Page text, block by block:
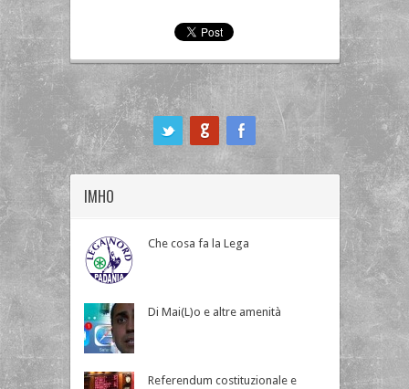
IMHO
Che cosa fa la Lega
Di Mai(L)o e altre amenità
Referendum costituzionale e